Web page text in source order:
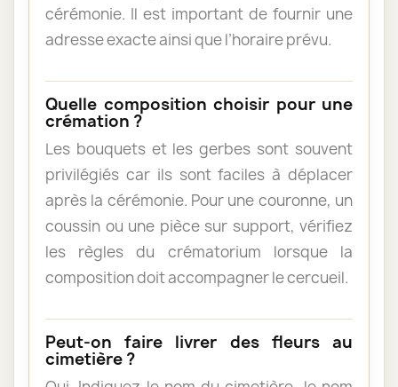
cérémonie. Il est important de fournir une
adresse exacte ainsi que l’horaire prévu.
Quelle composition choisir pour une
crémation ?
Les bouquets et les gerbes sont souvent
privilégiés car ils sont faciles à déplacer
après la cérémonie. Pour une couronne, un
coussin ou une pièce sur support, vérifiez
les règles du crématorium lorsque la
composition doit accompagner le cercueil.
Peut-on faire livrer des fleurs au
cimetière ?